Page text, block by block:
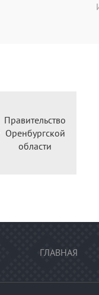
Правительство
Оренбургской
области
ГЛАВНАЯ